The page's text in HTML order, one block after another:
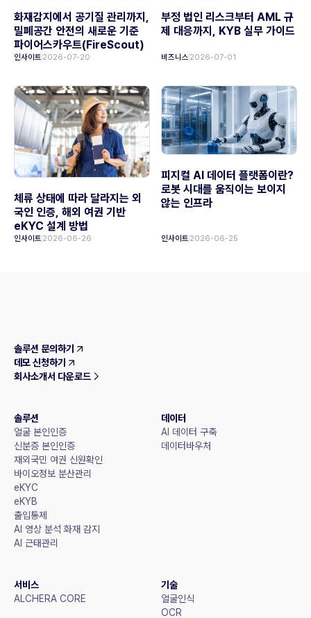
화재감지에서 공기질 관리까지,
밀폐공간 안전의 새로운 기준
파이어스카우트(FireScout)
인사이트 2026-07-20
부정 법인 리스크부터 AML 규
제 대응까지, KYB 실무 가이드
비즈니스 2026-07-01
체류 상태에 따라 달라지는 외
국인 인증, 해외 여권 기반
eKYC 설계 방법
인사이트 2026-06-26
피지컬 AI 데이터 플랫폼이란?
로봇 시대를 움직이는 보이지
않는 인프라
인사이트 2026-06-25
솔루션 문의하기
데모 신청하기
회사소개서 다운로드
솔루션
얼굴 본인인증
신분증 본인인증
재외국민 여권 신원확인
바이오정보 분산관리
eKYC
eKYB
출입통제
AI 영상 분석 화재 감지
AI 근태관리
데이터
AI 데이터 구축
데이터바우처
서비스
ALCHERA CORE
기술
얼굴인식
OCR